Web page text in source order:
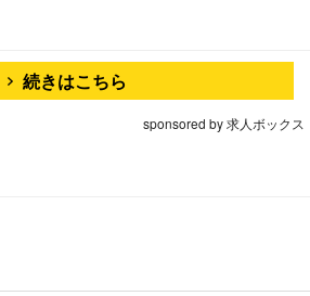
続きはこちら
sponsored by 求人ボックス